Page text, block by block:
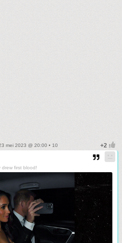
mei 2023 @ 20:00 • 10
drew first blood!